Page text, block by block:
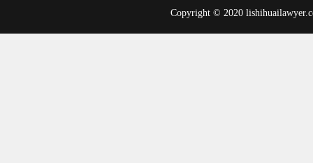
Copyright © 2020